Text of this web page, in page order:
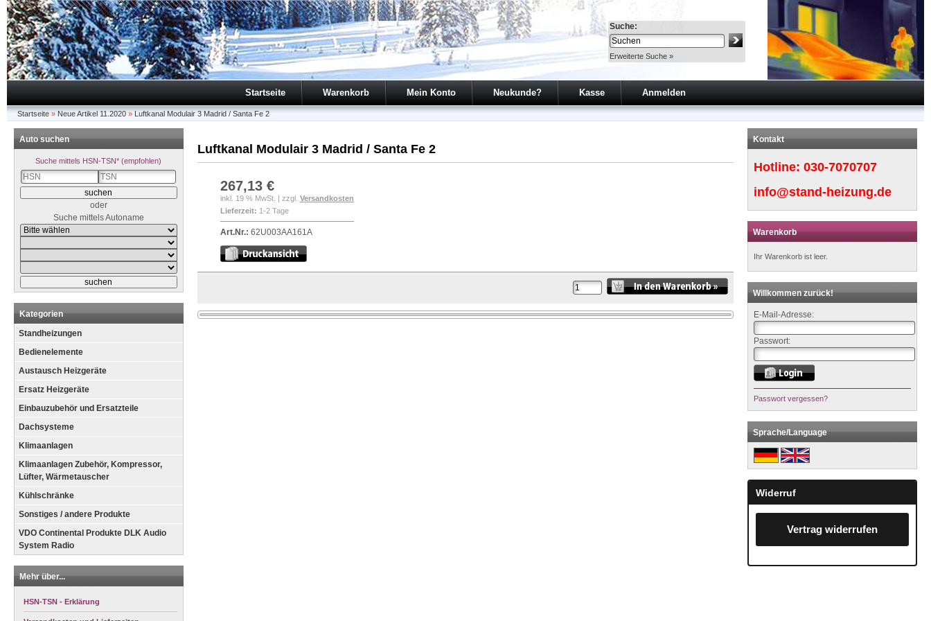
Suche:
Erweiterte Suche »
Startseite Warenkorb Mein Konto Neukunde? Kasse Anmelden
Startseite » Neue Artikel 11.2020 » Luftkanal Modulair 3 Madrid / Santa Fe 2
Luftkanal Modulair 3 Madrid / Santa Fe 2
267,13 €
inkl. 19 % MwSt. | zzgl. Versandkosten
Lieferzeit: 1-2 Tage
Art.Nr.: 62U003AA161A
Auto suchen
Suche mittels HSN-TSN* (empfohlen)
oder
Suche mittels Autoname
Kategorien
Standheizungen
Bedienelemente
Austausch Heizgeräte
Ersatz Heizgeräte
Einbauzubehör und Ersatzteile
Dachsysteme
Klimaanlagen
Klimaanlagen Zubehör, Kompressor,
Lüfter, Wärmetauscher
Kühlschränke
Sonstiges / andere Produkte
VDO Continental Produkte DLK Audio
System Radio
Mehr über...
HSN-TSN - Erklärung
Kontakt
Hotline:030-7070707
info@stand-heizung.de
Warenkorb
Ihr Warenkorb ist leer.
Willkommen zurück!
E-Mail-Adresse:
Passwort:
Passwort vergessen?
Sprache/Language
Widerruf
Vertrag widerrufen